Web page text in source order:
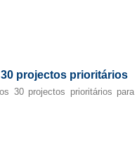
projectos prioritários
30 projectos prioritários para